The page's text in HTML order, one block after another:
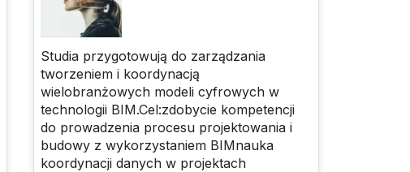
Studia przygotowują do zarządzania
tworzeniem i koordynacją
wielobranżowych modeli cyfrowych w
technologii BIM.Cel:zdobycie kompetencji
do prowadzenia procesu projektowania i
budowy z wykorzystaniem BIMnauka
koordynacji danych w projektach